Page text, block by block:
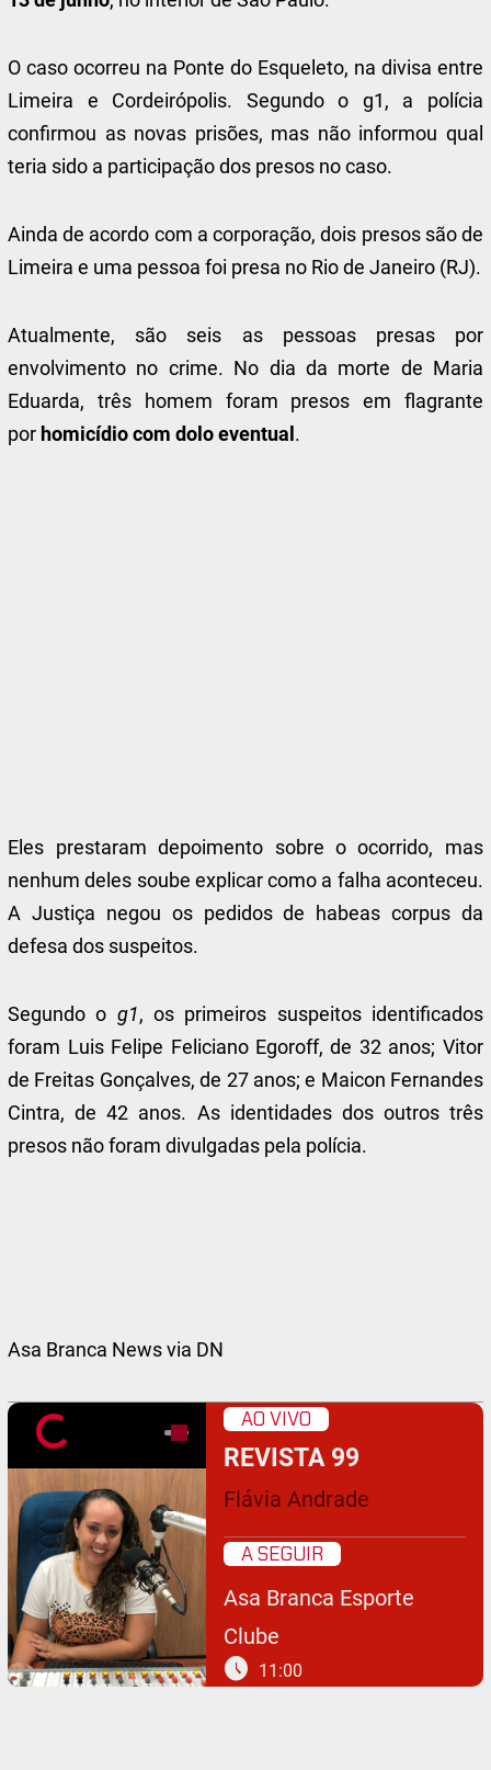
O caso ocorreu na Ponte do Esqueleto, na divisa entre
Limeira e Cordeirópolis. Segundo o g1, a polícia
confirmou as novas prisões, mas não informou qual
teria sido a participação dos presos no caso.
Ainda de acordo com a corporação, dois presos são de
Limeira e uma pessoa foi presa no Rio de Janeiro (RJ).
Atualmente, são seis as pessoas presas por
envolvimento no crime. No dia da morte de Maria
Eduarda, três homem foram presos em flagrante
por homicídio com dolo eventual .
Eles prestaram depoimento sobre o ocorrido, mas
nenhum deles soube explicar como a falha aconteceu.
A Justiça negou os pedidos de habeas corpus da
defesa dos suspeitos.
Segundo o g1, os primeiros suspeitos identificados
foram Luis Felipe Feliciano Egoroff, de 32 anos; Vitor
de Freitas Gonçalves, de 27 anos; e Maicon Fernandes
Cintra, de 42 anos. As identidades dos outros três
presos não foram divulgadas pela polícia.
Asa Branca News via DN
AO VIVO
REVISTA 99
Flávia Andrade
A SEGUIR
Asa Branca Esporte
Clube
schedule 11:00